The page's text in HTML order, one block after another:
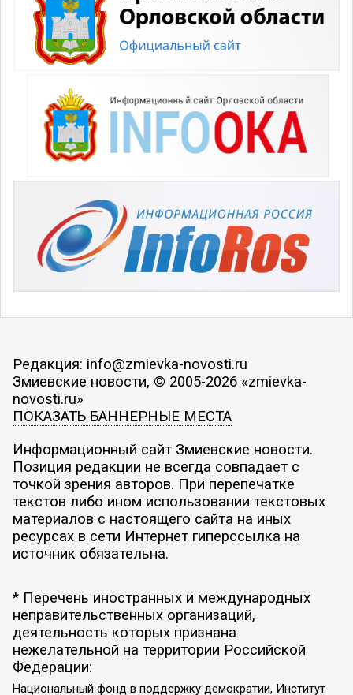
Редакция: info@zmievka-novosti.ru
Змиевские новости, © 2005-2026 «zmievka-
novosti.ru»
ПОКАЗАТЬ БАННЕРНЫЕ МЕСТА
Информационный сайт Змиевские новости.
Позиция редакции не всегда совпадает с
точкой зрения авторов. При перепечатке
текстов либо ином использовании текстовых
материалов с настоящего сайта на иных
ресурсах в сети Интернет гиперссылка на
источник обязательна.
* Перечень иностранных и международных
неправительственных организаций,
деятельность которых признана
нежелательной на территории Российской
Федерации:
Национальный фонд в поддержку демократии, Институт